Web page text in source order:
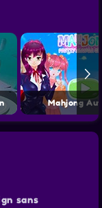
Mahjong
sans